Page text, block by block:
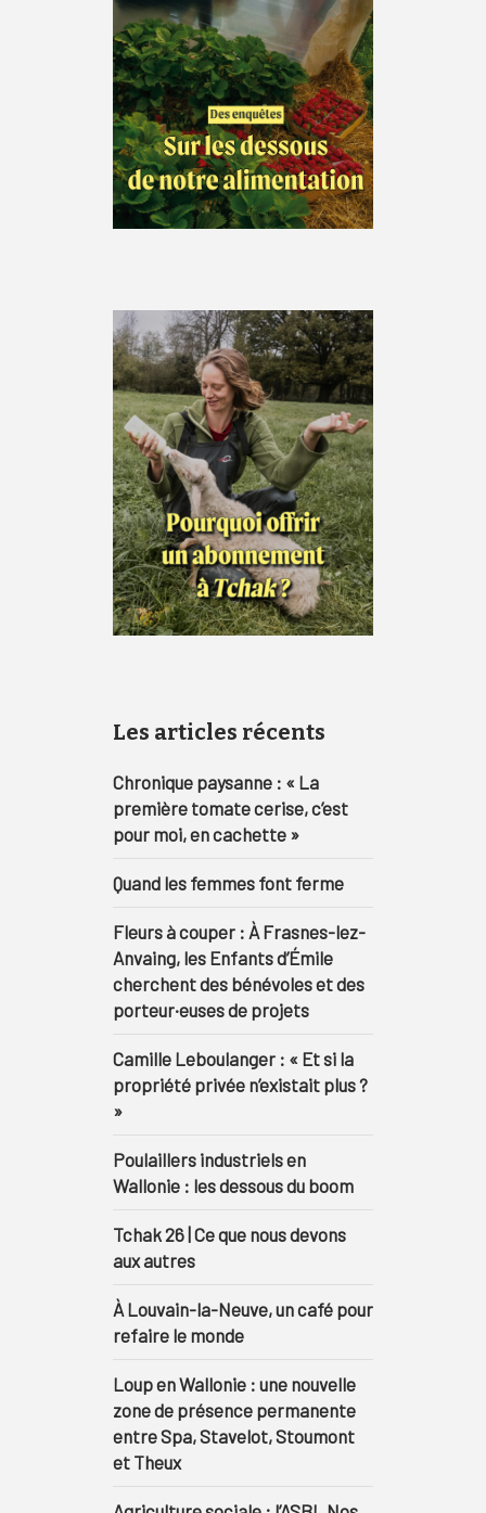
Les articles récents
Chronique paysanne : « La
première tomate cerise, c’est
pour moi, en cachette »
Quand les femmes font ferme
Fleurs à couper : À Frasnes-lez-
Anvaing, les Enfants d’Émile
cherchent des bénévoles et des
porteur·euses de projets
Camille Leboulanger : « Et si la
propriété privée n’existait plus ?
»
Poulaillers industriels en
Wallonie : les dessous du boom
Tchak 26 | Ce que nous devons
aux autres
À Louvain-la-Neuve, un café pour
refaire le monde
Loup en Wallonie : une nouvelle
zone de présence permanente
entre Spa, Stavelot, Stoumont
et Theux